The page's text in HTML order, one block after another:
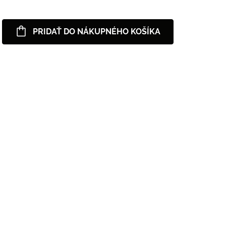
PRIDAŤ DO NÁKUPNÉHO KOŠÍKA